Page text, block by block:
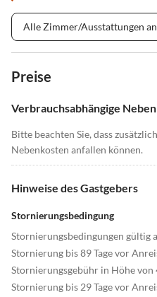
Alle Zimmer/Ausstattungen
Preise
Verbrauchsabhängige
Bitte beachten Sie, dass
Nebenkosten anfallen können.
Hinweise des Gastgebers
Stornierungsbedingung
Stornierungsbedingungen gültig
Stornierung bis 89 Tage vor
Stornierungsgebühr in Höhe von
Stornierung bis 29 Tage vor